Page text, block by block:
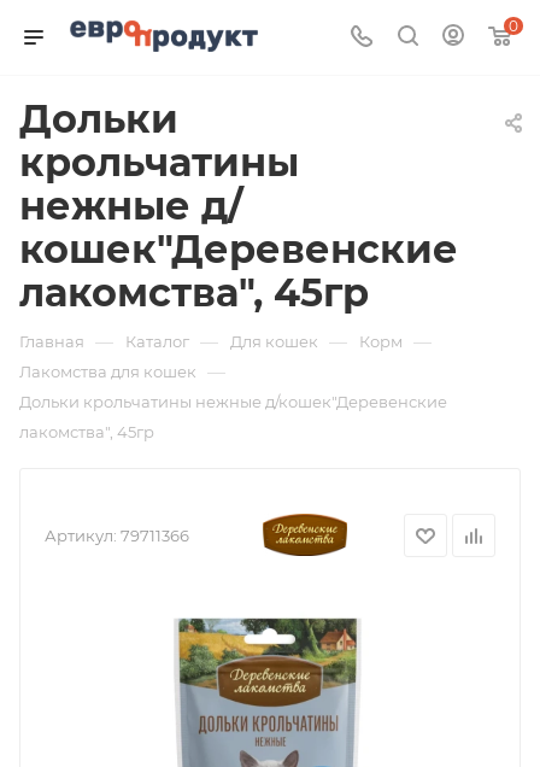
0
Дольки
крольчатины
нежные д/
кошек"Деревенские
лакомства", 45гр
Главная — Каталог — Для кошек — Корм —
Лакомства для кошек —
Дольки крольчатины нежные д/кошек"Деревенские
лакомства", 45гр
Артикул: 79711366